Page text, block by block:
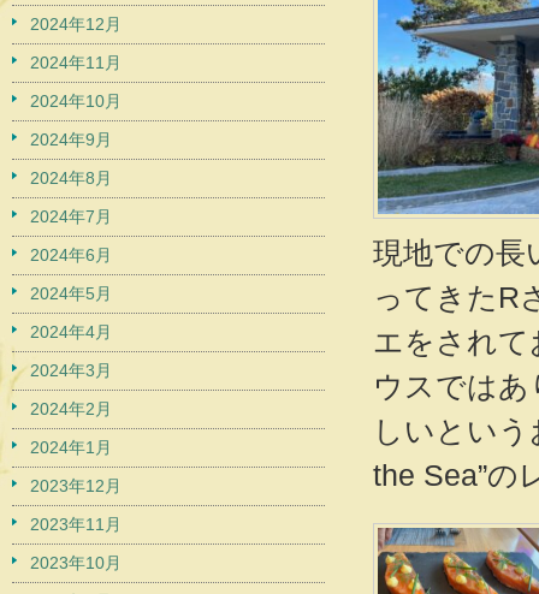
現地での長
ってきたR
エをされて
ウスでは
しいとい
the Sea”の
2024年12月
2024年11月
2024年10月
2024年9月
2024年8月
2024年7月
2024年6月
2024年5月
2024年4月
2024年3月
2024年2月
2024年1月
2023年12月
2023年11月
2023年10月